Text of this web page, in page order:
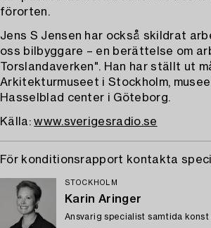
förorten.
Jens S Jensen har också skildrat
oss bilbyggare – en berättelse om
Torslandaverken". Han har ställt ut
Arkitekturmuseet i Stockholm,
Hasselblad center i Göteborg.
Källa:www.sverigesradio.se
För konditionsrapport kontakta
STOCKHOLM
Karin Aringer
Ansvarig specialist samtida